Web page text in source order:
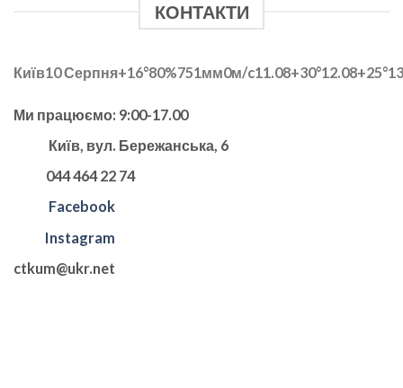
КОНТАКТИ
Київ10 Серпня+16°80%751 мм0м/c11.08+30°12.08+25°
Ми працюємо: 9:00-17.00
Київ, вул. Бережанська, 6
044 464 22 74
Facebook
Instagram
ctkum@ukr.net